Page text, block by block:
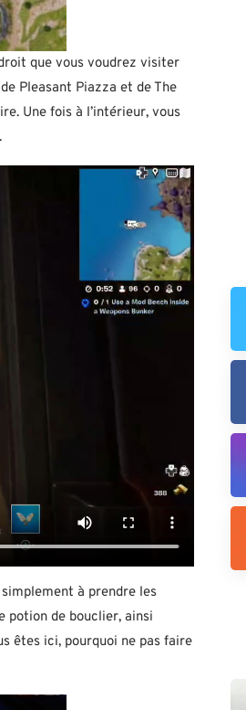
que vous voudrez visiter
Pleasant Piazza et de The
Une fois à l’intérieur, vous
à prendre les
potion de bouclier, ainsi
êtes ici, pourquoi ne pas faire